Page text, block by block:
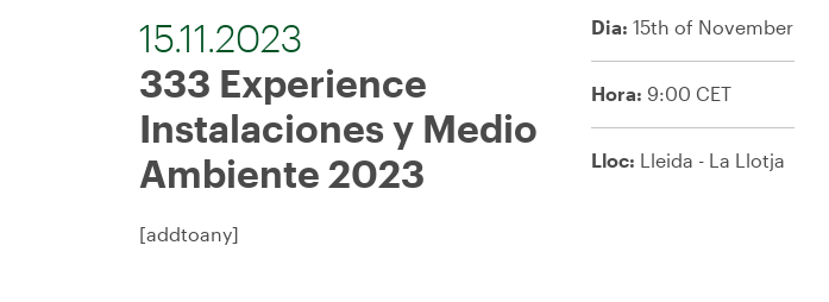
15.11.2023
333 Experience
Instalaciones y Medio
Ambiente 2023
[addtoany]
Dia: 15th of November
Hora: 9:00 CET
Lloc: Lleida - La Llotja